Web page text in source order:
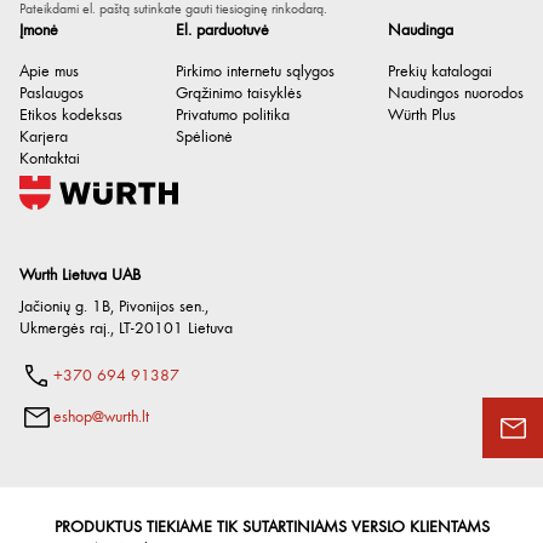
Spalva
Wurth Lietuva UAB
Jačionių g. 1B, Pivonijos sen.,
Ukmergės raj., LT-20101 Lietuva
+370 694 91387
eshop@wurth.lt
Įmonė
Apie mus
Paslaugos
Etikos kodeksas
Karjera
Kontaktai
El. parduotuvė
Pirkimo internetu sąlygos
Grąžinimo taisyklės
Privatumo politika
Spėlionė
Naudinga
Prekių katalogai
Naudingos nuorodos
Würth Plus
Pateikdami el. paštą sutinkate gauti tiesioginę rinkodarą.
PRODUKTUS TIEKIAME TIK SUTARTINIAMS VERSLO KLIENTAMS